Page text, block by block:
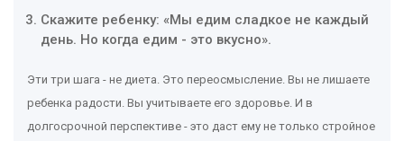
Скажите ребенку: «Мы едим сладкое не каждый
день. Но когда едим - это вкусно».
Эти три шага - не диета. Это переосмысление. Вы не лишаете
ребенка радости. Вы учитываете его здоровье. И в
долгосрочной перспективе - это даст ему не только стройное